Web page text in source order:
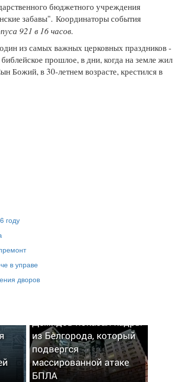
бюджетного учреждения
забавы". Координаторы события
921 в 16 часов.
из самых важных церковных праздников -
прошлое, в дни, когда на земле жил
Божий, в 30-летнем возрасте, крестился в
году
в управе
дворов
из Белгорода, который
подвергся
массированной атаке
БПЛА